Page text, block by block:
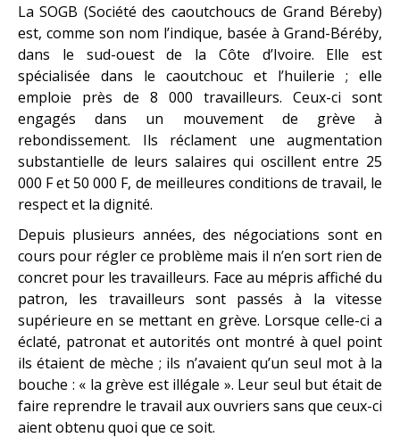
La SOGB (Société des caoutchoucs de Grand Béreby)
est, comme son nom l’indique, basée à Grand-Béréby,
dans le sud-ouest de la Côte d’Ivoire. Elle est
spécialisée dans le caoutchouc et l’huilerie ; elle
emploie près de 8 000 travailleurs. Ceux-ci sont
engagés dans un mouvement de grève à
rebondissement. Ils réclament une augmentation
substantielle de leurs salaires qui oscillent entre 25
000 F et 50 000 F, de meilleures conditions de travail, le
respect et la dignité.
Depuis plusieurs années, des négociations sont en
cours pour régler ce problème mais il n’en sort rien de
concret pour les travailleurs. Face au mépris affiché du
patron, les travailleurs sont passés à la vitesse
supérieure en se mettant en grève. Lorsque celle-ci a
éclaté, patronat et autorités ont montré à quel point
ils étaient de mèche ; ils n’avaient qu’un seul mot à la
bouche : « la grève est illégale ». Leur seul but était de
faire reprendre le travail aux ouvriers sans que ceux-ci
aient obtenu quoi que ce soit.